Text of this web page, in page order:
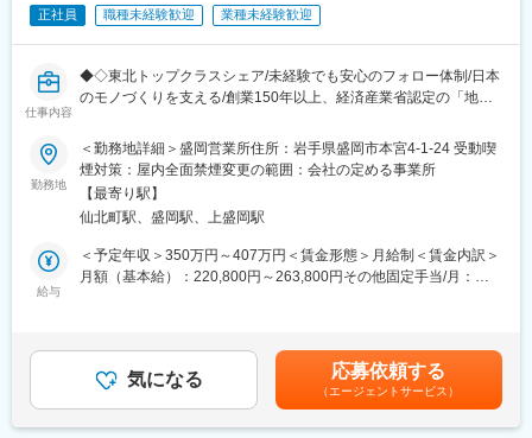
ダウン）
・有給の平均取得日数12日
・退職金制度、財形貯蓄、借上社宅制度、保養所あり
・ 休日休暇平均取得実績134日
変更の範囲：会社の定める業務
をしたい・体を動かす仕事をしたいというような方にはおすすめ
です！
ハウス内の配置を変更する業務もございます。
社会貢献性のある製品です。建設現場で作業をする職人さん方の
休憩スペースにもなりますし、災害時には家を失ってしまった方
の生活スペースにもなります。また、ロックフェスやイベントご
との際にはグッズ販売所・仮設トイレなどにもなります。※建設現
のような商品です。
20代前半から60代と歳の離れた方達でも楽しく和気あいあいと仕
事が出来る職場です。
１週間毎に整備作業工程もハッキリと計画されており、初めての
業務でも先輩方が優しくサポートしてくれます。※先輩方も未経験
正社員 職種未経験歓迎 業種未経験歓迎
仕事内容
◆◇東北トップクラスシェア/未経験でも安心のフォロー体制/日本
のモノづくりを支える/創業150年以上、経済産業省認定の「地域
■業務内容：
機械工具商社として、皆さんがホームセンターで見かけるような
ネジやドライバーなどから工場で使用する精密機器や産業ロボッ
トまで、製造業に欠かせない生産財を扱っています。小さな町工
場から日本を代表する大企業まで幅広く取引を行いモノづくりの
現場を総合的に支援しています。
大手企業や各種工場向けに、商品の導入提案を行っていただきま
す。お客様でとの信頼関係を構築頂き、要望のヒアリングを行い
ます。要望に合わせて、商品の導入提案だけでなく、作業効率改
勤務地
＜勤務地詳細＞盛岡営業所住所：岩手県盛岡市本宮4-1-24 受動喫
煙対策：屋内全面禁煙変更の範囲：会社の定める事業所
【最寄り駅】
仙北町駅、盛岡駅、上盛岡駅
給与
＜予定年収＞350万円～407万円＜賃金形態＞月給制＜賃金内訳＞
月額（基本給）：220,800円～263,800円その他固定手当/月：
実績3.20ヶ月分■決算賞与：業績に応じる■その他固定手当：運転
手当 4,000円賃金はあくまでも目安の金額であり、選考を通じて
上下する可能性があります。月給(月額)は固定手当を含めた表記で
す。
気になる 応募依頼する
（エージェントサービス）